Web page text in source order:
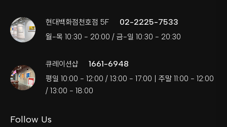
현대백화점천호점 5F 02-2225-7533
월-목 10:30 - 20:00 / 금-일 10:30 - 20:30
큐레이션샵 1661-6948
평일 10:00 - 12:00 / 13:00 - 17:00 | 주말 11:00 - 12:00
/ 13:00 - 18:00
Follow Us